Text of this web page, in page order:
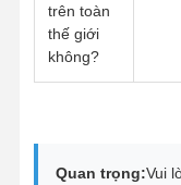
trên toàn
thế giới
không?
Quan trọng:Vui